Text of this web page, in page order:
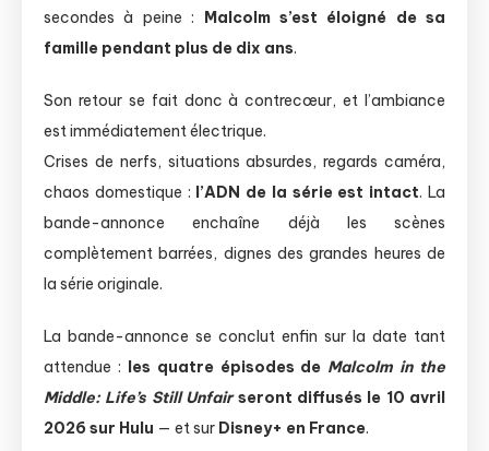
secondes à peine : Malcolm s’est éloigné de sa
famille pendant plus de dix ans.
Son retour se fait donc à contrecœur, et l’ambiance
est immédiatement électrique.
Crises de nerfs, situations absurdes, regards caméra,
chaos domestique : l’ADN de la série est intact. La
bande-annonce enchaîne déjà les scènes
complètement barrées, dignes des grandes heures de
la série originale.
La bande-annonce se conclut enfin sur la date tant
attendue : les quatre épisodes de Malcolm in the
Middle: Life’s Still Unfairseront diffusés le 10 avril
2026 sur Hulu — et sur Disney+ en France.